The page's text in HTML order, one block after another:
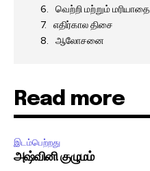
வெற்றி மற்றும் மரியாதை
எதிர்கால திசை
ஆலோசனை
Read more
இடம்பெற்றது
அஷ்வினி குழுமம்